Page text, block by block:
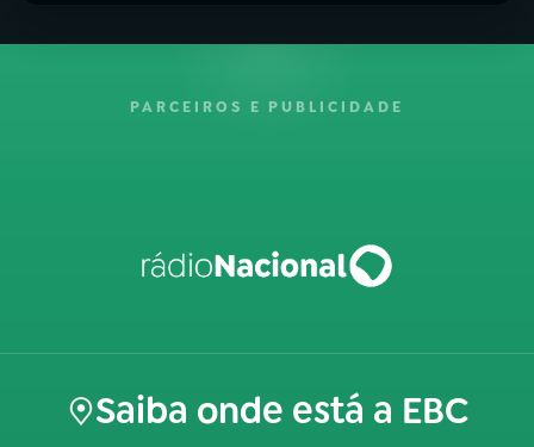
PARCEIROS E PUBLICIDADE
Saiba onde está a EBC